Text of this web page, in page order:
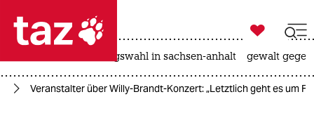
 taz zahl ich
taz zahl ich

taz zahl ich
landtagswahl in sachsen-anhalt gewalt
Veranstalter über Willy-Brandt-Konzert: „Letztlich geht es um